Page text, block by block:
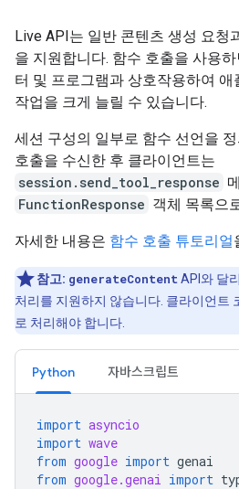
Live API는 일반 콘텐츠 생성 요청
을 지원합니다. 함수 호출을 사용
터 및 프로그램과 상호작용하여
작업을 크게 늘릴 수 있습니다.
세션 구성의 일부로 함수 선언을
호출을 수신한 후 클라이언트는
session.send_tool_response
FunctionResponse 객체 목록으
자세한 내용은 함수 호출 튜토리얼
참고: generateContent API와 달
처리를 지원하지 않습니다. 클라이언트
로 처리해야 합니다.
Python 자바스크립트
import asyncio
import wave
from google import genai
from google.genai import